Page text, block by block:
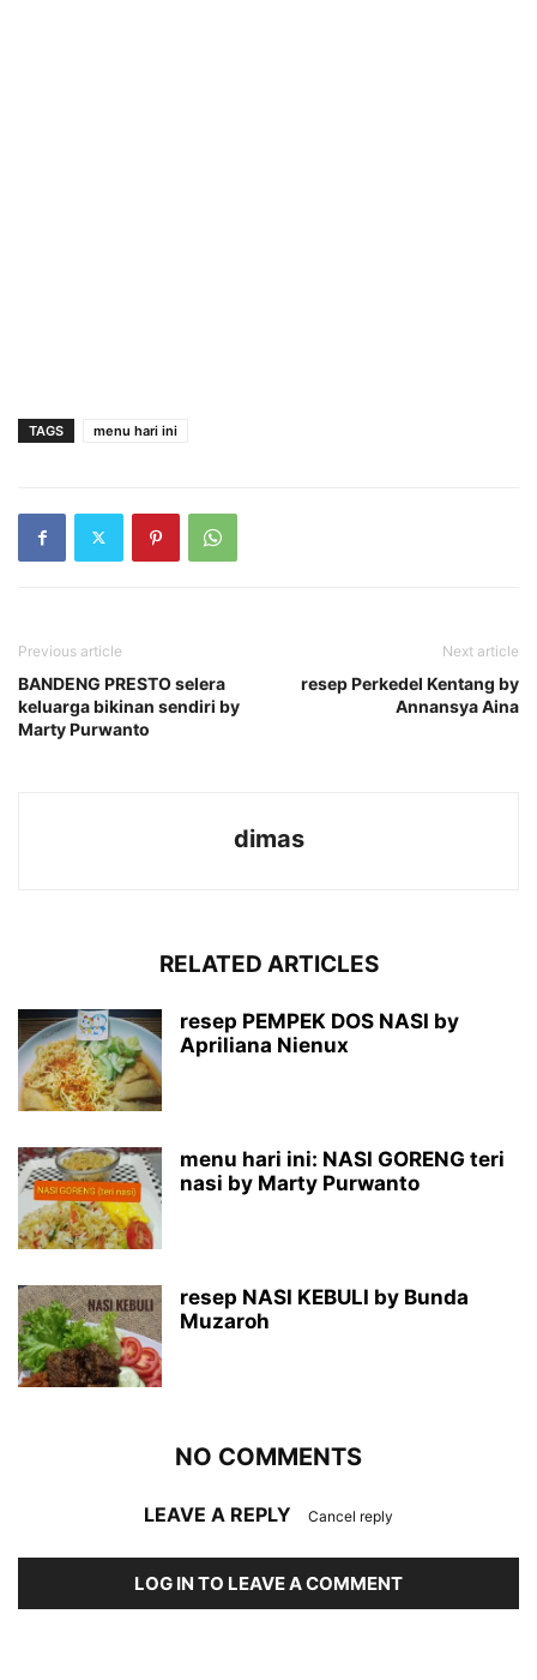
TAGS menu hari ini
Previous article
BANDENG PRESTO selera
keluarga bikinan sendiri by
Marty Purwanto
Next article
resep Perkedel Kentang by
Annansya Aina
dimas
RELATED ARTICLES
resep PEMPEK DOS NASI by
Apriliana Nienux
menu hari ini: NASI GORENG teri
nasi by Marty Purwanto
resep NASI KEBULI by Bunda
Muzaroh
NO COMMENTS
LEAVE A REPLY Cancel reply
LOG IN TO LEAVE A COMMENT